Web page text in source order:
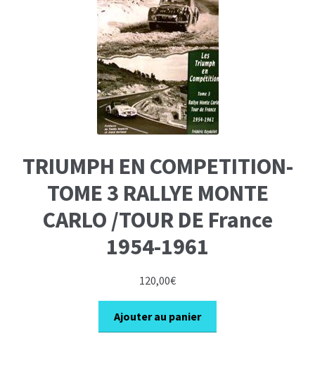
TRIUMPH EN COMPETITION-
TOME 3 RALLYE MONTE
CARLO /TOUR DE France
1954-1961
120,00€
Ajouter au panier